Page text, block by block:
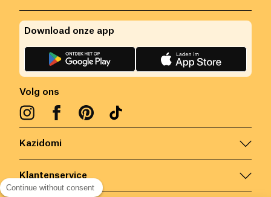
Kazidomi
Klantenservice
Volg ons
Download onze app
Continue without consent